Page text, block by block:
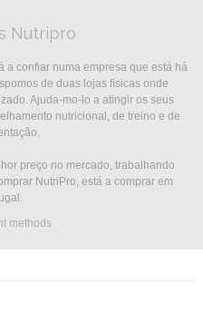
Nutripro
a confiar numa empresa que está há
de duas lojas físicas onde
Ajuda-mo-lo a atingir os seus
nutricional, de treino e de
preço no mercado, trabalhando
NutriPro, está a comprar em